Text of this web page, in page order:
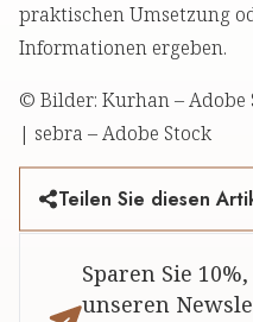
praktischen Umsetzung
Informationen ergeben.
© Bilder: Kurhan – Adobe
| sebra – Adobe Stock
Teilen Sie diesen
Sparen Sie
unseren